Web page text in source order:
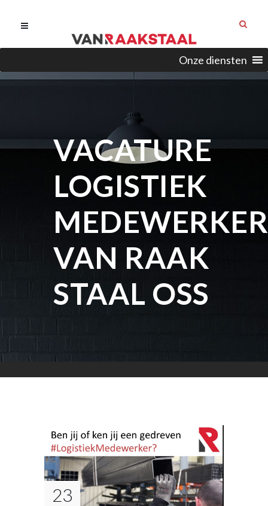
Onze diensten
VACATURE
LOGISTIEK
MEDEWERKER
VAN RAAK
STAAL OSS
23